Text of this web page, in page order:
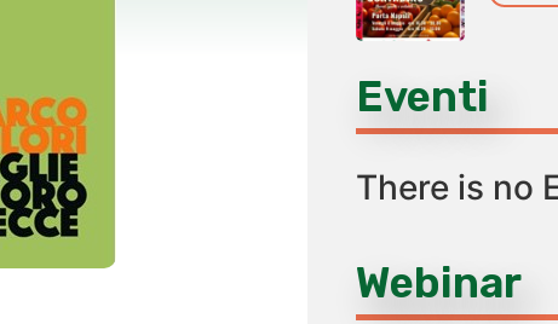
Eventi
There is no
Webinar